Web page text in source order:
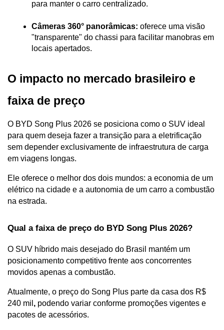
para manter o carro centralizado.
Câmeras 360° panorâmicas: oferece uma visão
"transparente" do chassi para facilitar manobras em
locais apertados.
O impacto no mercado brasileiro e
faixa de preço
O BYD Song Plus 2026 se posiciona como o SUV ideal
para quem deseja fazer a transição para a eletrificação
sem depender exclusivamente de infraestrutura de carga
em viagens longas.
Ele oferece o melhor dos dois mundos: a economia de um
elétrico na cidade e a autonomia de um carro a combustão
na estrada.
Qual a faixa de preço do BYD Song Plus 2026?
O SUV híbrido mais desejado do Brasil mantém um
posicionamento competitivo frente aos concorrentes
movidos apenas a combustão.
Atualmente, o preço do Song Plus parte da casa dos R$
240 mil , podendo variar conforme promoções vigentes e
pacotes de acessórios.